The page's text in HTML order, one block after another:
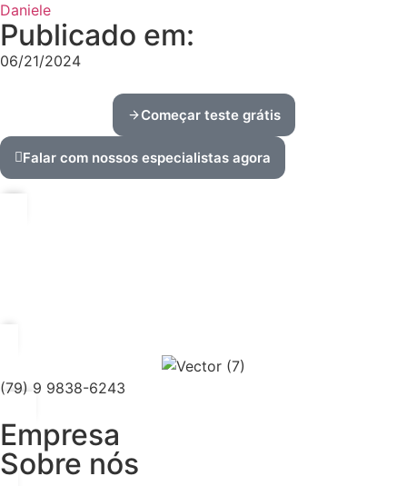
Daniele
Publicado em:
06/21/2024
Começar teste grátis
Falar com nossos especialistas agora
(79) 9 9838-6243
Empresa
Sobre nós